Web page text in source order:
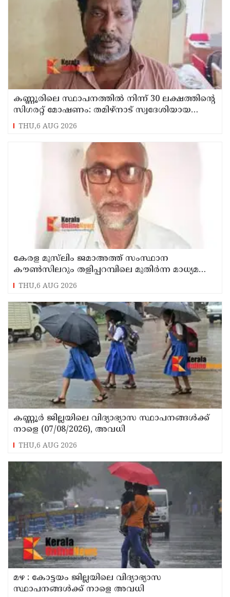
കണ്ണൂരിലെ സ്ഥാപനത്തിൽ നിന്ന് 30 ലക്ഷത്തിന്റെ
സിഗരറ്റ് മോഷണം: തമിഴ്‌നാട് സ്വദേശിയായ
സെയിൽസ്മാൻ തെങ്കാശിയിൽ പിടിയിൽ
THU,6 AUG 2026
കേരള മുസ്‌ലിം ജമാഅത്ത് സംസ്ഥാന
കൗൺസിലറും തളിപ്പറമ്പിലെ മുതിർന്ന മാധ്യമ
പ്രവർത്തകനുമായ ബി എ അലി മൊഗ്രാൽ
നിര്യാതനായി
THU,6 AUG 2026
കണ്ണൂർ ജില്ലയിലെ വിദ്യാഭ്യാസ സ്ഥാപനങ്ങള്‍ക്ക്
നാളെ (07/08/2026), അവധി
THU,6 AUG 2026
മഴ : കോട്ടയം ജില്ലയിലെ വിദ്യാഭ്യാസ
സ്ഥാപനങ്ങൾക്ക് നാളെ അവധി